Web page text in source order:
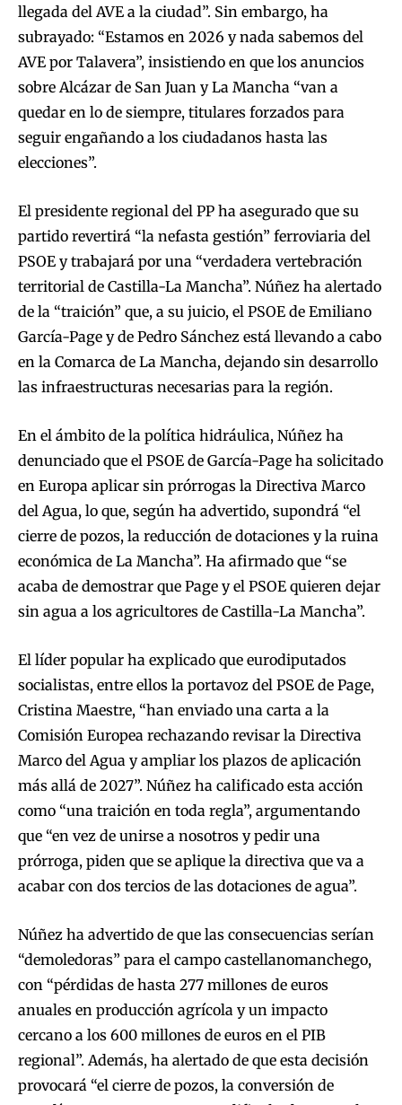
llegada del AVE a la ciudad”. Sin embargo, ha
subrayado: “Estamos en 2026 y nada sabemos del
AVE por Talavera”, insistiendo en que los anuncios
sobre Alcázar de San Juan y La Mancha “van a
quedar en lo de siempre, titulares forzados para
seguir engañando a los ciudadanos hasta las
elecciones”.
El presidente regional del PP ha asegurado que su
partido revertirá “la nefasta gestión” ferroviaria del
PSOE y trabajará por una “verdadera vertebración
territorial de Castilla-La Mancha”. Núñez ha alertado
de la “traición” que, a su juicio, el PSOE de Emiliano
García-Page y de Pedro Sánchez está llevando a cabo
en la Comarca de La Mancha, dejando sin desarrollo
las infraestructuras necesarias para la región.
En el ámbito de la política hidráulica, Núñez ha
denunciado que el PSOE de García-Page ha solicitado
en Europa aplicar sin prórrogas la Directiva Marco
del Agua, lo que, según ha advertido, supondrá “el
cierre de pozos, la reducción de dotaciones y la ruina
económica de La Mancha”. Ha afirmado que “se
acaba de demostrar que Page y el PSOE quieren dejar
sin agua a los agricultores de Castilla-La Mancha”.
El líder popular ha explicado que eurodiputados
socialistas, entre ellos la portavoz del PSOE de Page,
Cristina Maestre, “han enviado una carta a la
Comisión Europea rechazando revisar la Directiva
Marco del Agua y ampliar los plazos de aplicación
más allá de 2027”. Núñez ha calificado esta acción
como “una traición en toda regla”, argumentando
que “en vez de unirse a nosotros y pedir una
prórroga, piden que se aplique la directiva que va a
acabar con dos tercios de las dotaciones de agua”.
Núñez ha advertido de que las consecuencias serían
“demoledoras” para el campo castellanomanchego,
con “pérdidas de hasta 277 millones de euros
anuales en producción agrícola y un impacto
cercano a los 600 millones de euros en el PIB
regional”. Además, ha alertado de que esta decisión
provocará “el cierre de pozos, la conversión de